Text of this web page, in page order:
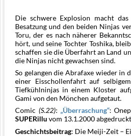
Die schwere Explosion macht
Besatzung und den beiden Ninjas
Toru, der es nach näherer
hört, und seine Tochter Toshika,
schaffen sie die Überfahrt an Land
die Ninjas nicht gewachsen sind.
So gelangen die Abrafaxe wieder in
einer Eisschollenfahrt auf
Tiefkühlninjas in einem Kloster
Gami von den Mönchen aufgetaut.
Comic (S.22): Überraschung :
SUPERillu vom 13.1.2000
Geschichtsbeitrag: Die Meiji-Zeit –